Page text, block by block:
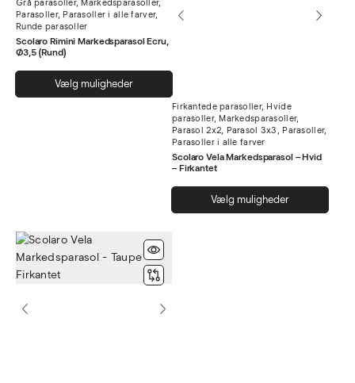
vælges
Grå parasoller, Markedsparasoller,
Parasoller, Parasoller i alle farver,
Runde parasoller
Scolaro Rimini Markedsparasol Ecru,
Ø3,5 (Rund)
Vælg muligheder
Dette
vare
har
flere
varianter.
Mulighederne
på
Firkantede parasoller, Hvide
parasoller, Markedsparasoller,
Parasol 2x2, Parasol 3x3 , Parasoller,
Parasoller i alle farver
Scolaro Vela Markedsparasol – Hvid
– Firkantet
Vælg muligheder
vare